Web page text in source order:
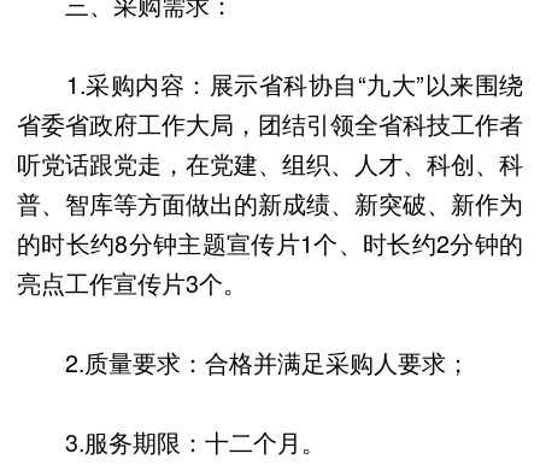
1.采购内容：展示省科协自“九大”以来围绕
省委省政府工作大局，团结引领全省科技工作者
听党话跟党走，在党建、组织、人才、科创、科
普、智库等方面做出的新成绩、新突破、新作为
的时长约8分钟主题宣传片1个、时长约2分钟的
亮点工作宣传片3个。
2.质量要求：合格并满足采购人要求；
3.服务期限：十二个月。